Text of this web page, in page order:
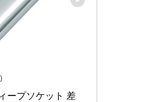
ープソケット 差